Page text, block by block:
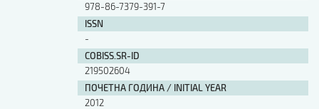
978-86-7379-391-7
ISSN
-
COBISS.SR-ID
219502604
ПОЧЕТНА ГОДИНА / INITIAL YEAR
2012